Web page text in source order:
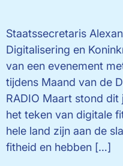
Staatssecretaris
Digitalisering en
van een evenement
tijdens Maand van de
RADIO Maart stond
het teken van digitale
hele land zijn aan de
fitheid en hebben […]